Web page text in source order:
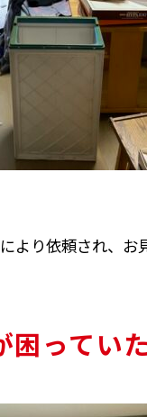
より依頼され、お
ってい